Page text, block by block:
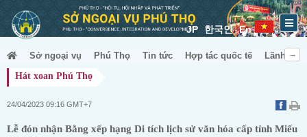
JP 한국인 En
Sở ngoại vụ Phú Thọ Tin tức Hợp tác quốc tế
Lãnh sự
Hát xoan Phú Thọ
24/04/2023 09:16 GMT+7
Lễ đón nhận Bằng xếp hạng Di tích lịch sử văn hóa cấp tỉnh Miếu